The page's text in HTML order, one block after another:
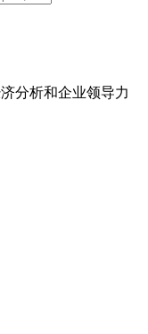
分析和企业领导力